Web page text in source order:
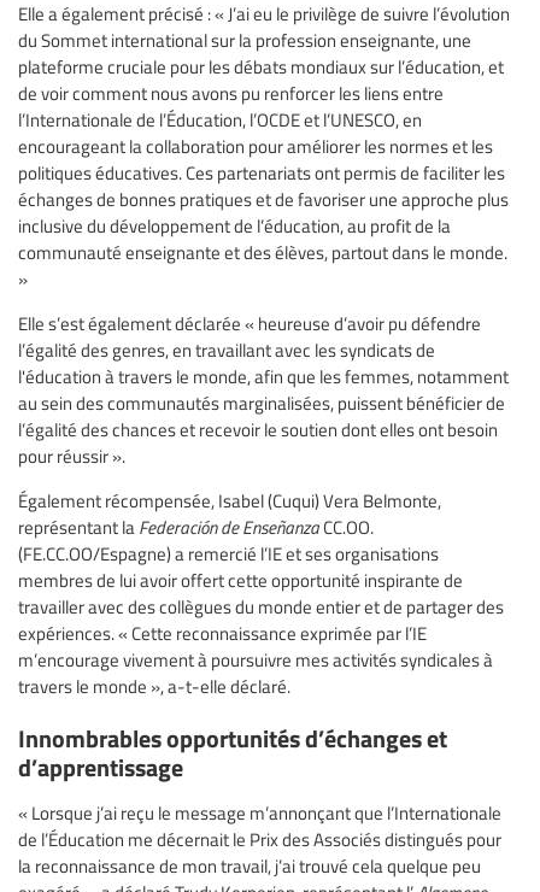
Elle a également précisé : « J’ai eu le privilège de suivre l’évolution
du Sommet international sur la profession enseignante, une
plateforme cruciale pour les débats mondiaux sur l’éducation, et
de voir comment nous avons pu renforcer les liens entre
l’Internationale de l’Éducation, l’OCDE et l’UNESCO, en
encourageant la collaboration pour améliorer les normes et les
politiques éducatives. Ces partenariats ont permis de faciliter les
échanges de bonnes pratiques et de favoriser une approche plus
inclusive du développement de l’éducation, au profit de la
communauté enseignante et des élèves, partout dans le monde.
»
Elle s’est également déclarée « heureuse d’avoir pu défendre
l’égalité des genres, en travaillant avec les syndicats de
l'éducation à travers le monde, afin que les femmes, notamment
au sein des communautés marginalisées, puissent bénéficier de
l’égalité des chances et recevoir le soutien dont elles ont besoin
pour réussir ».
Également récompensée, Isabel (Cuqui) Vera Belmonte,
représentant la Federación de Enseñanza CC.OO.
(FE.CC.OO/Espagne) a remercié l’IE et ses organisations
membres de lui avoir offert cette opportunité inspirante de
travailler avec des collègues du monde entier et de partager des
expériences. « Cette reconnaissance exprimée par l’IE
m’encourage vivement à poursuivre mes activités syndicales à
travers le monde », a-t-elle déclaré.
Innombrables opportunités d’échanges et
d’apprentissage
« Lorsque j’ai reçu le message m’annonçant que l’Internationale
de l’Éducation me décernait le Prix des Associés distingués pour
la reconnaissance de mon travail, j’ai trouvé cela quelque peu